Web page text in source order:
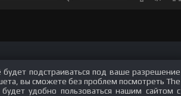
подстраиваться под ваше разрешение
вы сможете без проблем посмотреть The
удобно пользоваться нашим сайтом с